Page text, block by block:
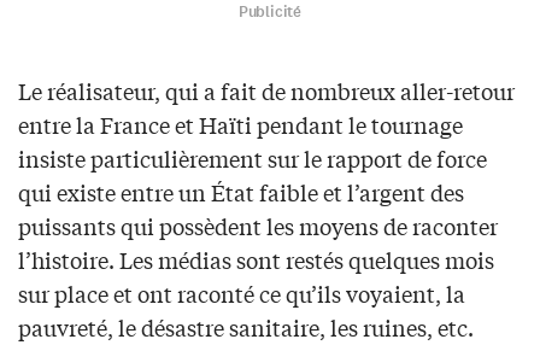
Publicité
Le réalisateur, qui a fait de nombreux aller-retour
entre la France et Haïti pendant le tournage
insiste particulièrement sur le rapport de force
qui existe entre un État faible et l’argent des
puissants qui possèdent les moyens de raconter
l’histoire. Les médias sont restés quelques mois
sur place et ont raconté ce qu’ils voyaient, la
pauvreté, le désastre sanitaire, les ruines, etc.